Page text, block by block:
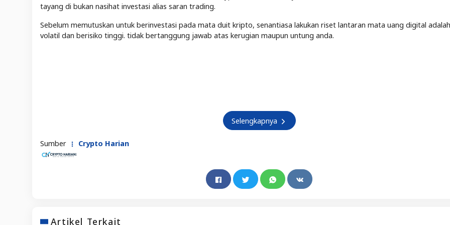
tayang di bukan nasihat investasi alias saran trading.
Sebelum memutuskan untuk berinvestasi pada mata duit kripto, senantiasa lakukan riset lantaran mata uang digital
volatil dan berisiko tinggi. tidak bertanggung jawab atas kerugian maupun untung anda.
Selengkapnya
Sumber Crypto Harian
Artikel Terkait